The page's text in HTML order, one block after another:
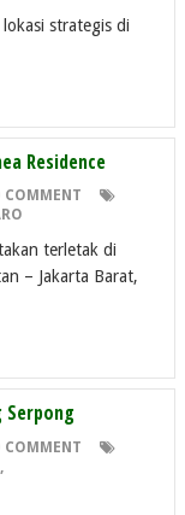
strategis di
Residence
COMMENT
terletak di
– Jakarta Barat,
Serpong
COMMENT
,